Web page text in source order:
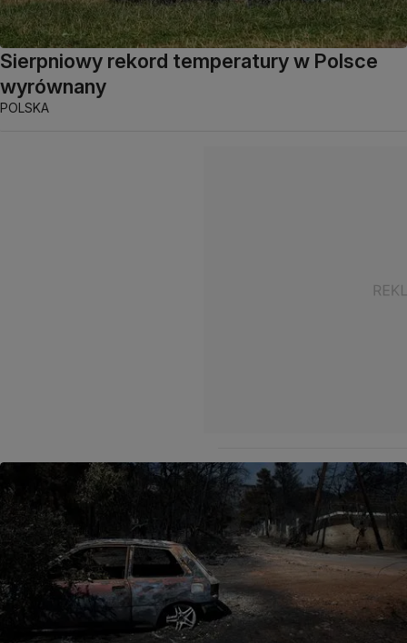
Sierpniowy rekord temperatury w Polsce
wyrównany
POLSKA